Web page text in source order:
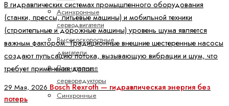
Асинхронные
серводвигатели
Высокоскоростные
двигатели
Планетарные
серворедукторы
Синхронные
В гидравлических системах промышленного оборудования
(станки, прессы, литьевые машины) и мобильной техники
(строительные и дорожные машины) уровень шума является
важным фактором. Традиционные внешние шестеренные насосы
создают пульсацию потока, вызывающую вибрации и шум, что
требует применения допол..
29 Мая, 2026 Bosch Rexroth — гидравлическая энергия без
потерь